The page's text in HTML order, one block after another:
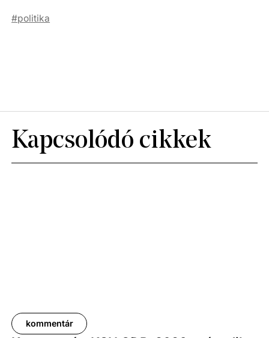
politika
Kapcsolódó cikkek
kommentár